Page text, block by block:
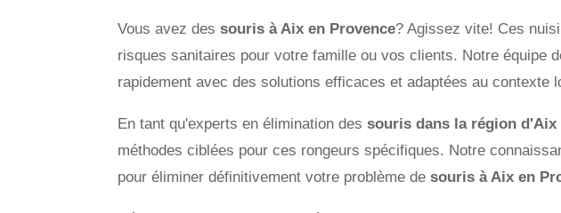
Vous avez des souris à Aix en Provence? Agissez vite! Ces
risques sanitaires pour votre famille ou vos clients. Notre équipe
rapidement avec des solutions efficaces et adaptées au contexte
En tant qu'experts en élimination des souris dans la région d'Aix
méthodes ciblées pour ces rongeurs spécifiques. Notre
pour éliminer définitivement votre problème de souris à Aix en